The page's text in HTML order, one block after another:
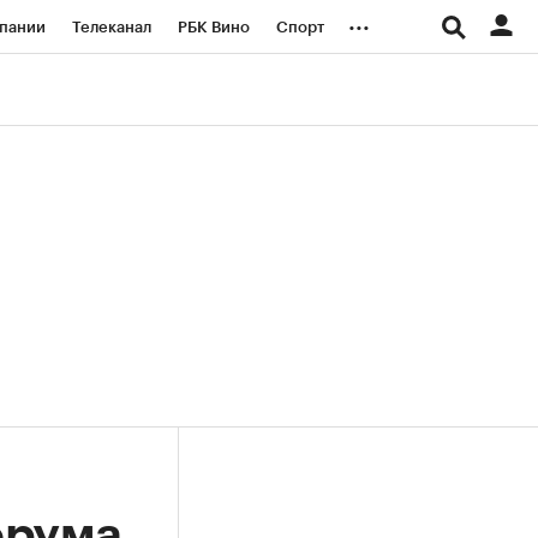
Телеканал РБК Вино Спорт ...